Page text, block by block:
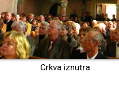
Crkva iznutra